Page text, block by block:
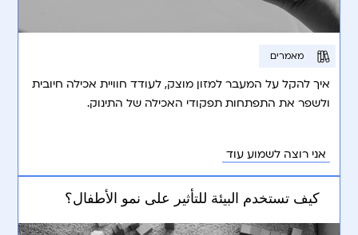
מאמרים
איך להקל על המעבר למזון מוצק, לעודד חוויית אכילה חיובית
ולשפר את התפתחות תפקודי האכילה של התינוק.
אני רוצה לשמוע עוד
كيف تستخدم البيئة للتأثير على نمو الأطفال؟